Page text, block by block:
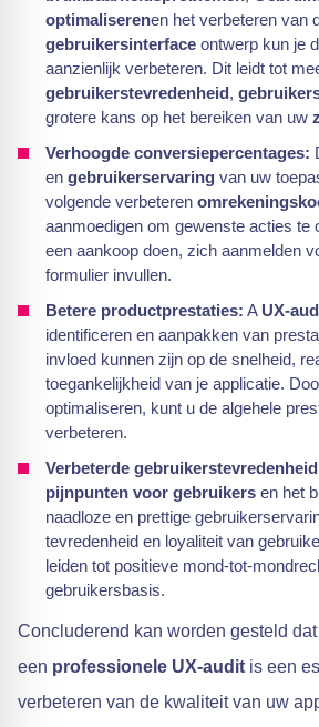
optimaliserenen het verbeteren van
gebruikersinterface ontwerp kun je
aanzienlijk verbeteren. Dit leidt tot
gebruikerstevredenheid,
grotere kans op het bereiken van uw
Verhoogde conversiepercentages:
en gebruikerservaring van uw
volgende verbeteren
aanmoedigen om gewenste acties te
een aankoop doen, zich aanmelden
formulier invullen.
Betere productprestaties: A UX-
identificeren en aanpakken van
invloed kunnen zijn op de snelheid,
toegankelijkheid van je applicatie.
optimaliseren, kunt u de algehele
verbeteren.
Verbeterde
pijnpunten voor gebruikers en het
naadloze en prettige
tevredenheid en loyaliteit van
leiden tot positieve mond-tot-
gebruikersbasis.
Concluderend kan worden gesteld
een professionele UX-audit is een
verbeteren van de kwaliteit van uw